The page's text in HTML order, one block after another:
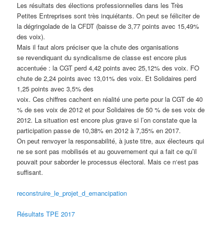
Les résultats des élections professionnelles dans les Très
Petites Entreprises sont très inquiétants. On peut se féliciter de
la dégringolade de la CFDT (baisse de 3,77 points avec 15,49%
des voix).
Mais il faut alors préciser que la chute des organisations
se revendiquant du syndicalisme de classe est encore plus
accentuée : la CGT perd 4,42 points avec 25,12% des voix. FO
chute de 2,24 points avec 13,01% des voix. Et Solidaires perd
1,25 points avec 3,5% des
voix. Ces chiffres cachent en réalité une perte pour la CGT de 40
% de ses voix de 2012 et pour Solidaires de 50 % de ses voix de
2012. La situation est encore plus grave si l’on constate que la
participation passe de 10,38% en 2012 à 7,35% en 2017.
On peut renvoyer la responsabilité, à juste titre, aux électeurs qui
ne se sont pas mobilisés et au gouvernement qui a fait ce qu’il
pouvait pour saborder le processus électoral. Mais ce n‘est pas
suffisant.
reconstruire_le_projet_d_emancipation
Résultats TPE 2017